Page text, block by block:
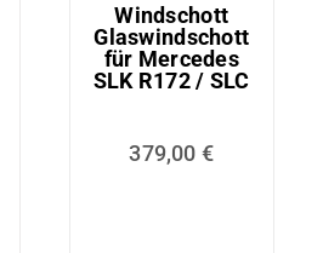
Windschott
Glaswindschott
für Mercedes
SLK R172 / SLC
379,00 €